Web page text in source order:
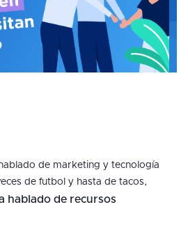
de marketing y tecnología
de futbol y hasta de tacos,
hablado de recursos